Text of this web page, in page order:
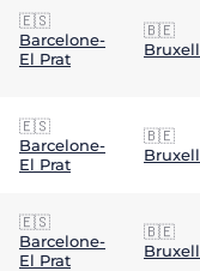
🇪🇸
Barcelone-
El Prat
🇧🇪
🇪🇸
Barcelone-
El Prat
🇧🇪
🇪🇸
Barcelone-
El Prat
🇧🇪